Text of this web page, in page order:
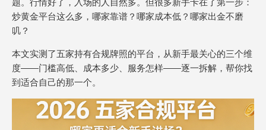
题。行情好了，入场的人自然多。但很多新手卡在了第一步：
炒黄金平台这么多，哪家靠谱？哪家成本低？哪家出金不磨
叽？
本文实测了五家持有合规牌照的平台，从新手最关心的三个维
度——门槛高低、成本多少、服务怎样——逐一拆解，帮你找
到适合自己的那一个。